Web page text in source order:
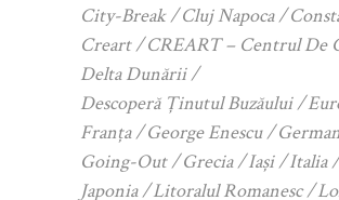
City-Break
Cluj Napoca
Creart
CREART – Centrul De
Delta Dunării
Descoperă Ținutul Buzăului
Franța
George Enescu
Going-Out
Grecia Iași
Italia
Japonia
Litoralul Romanesc